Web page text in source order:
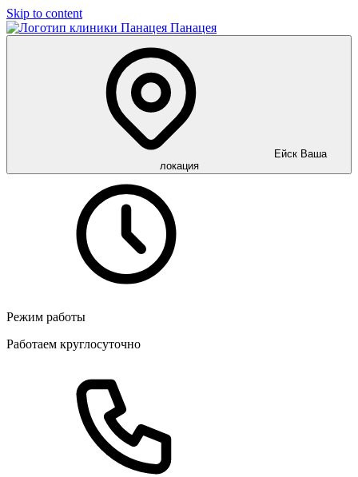
Skip to content
Панацея
Ейск Ваша
локация
Режим работы
Работаем круглосуточно